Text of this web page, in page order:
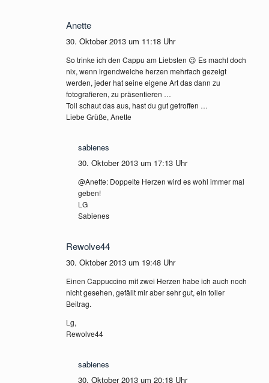
Anette
30. Oktober 2013 um 11:18 Uhr
So trinke ich den Cappu am Liebsten 😉 Es macht doch
nix, wenn irgendwelche herzen mehrfach gezeigt
werden, jeder hat seine eigene Art das dann zu
fotografieren, zu präsentieren …
Toll schaut das aus, hast du gut getroffen …
Liebe Grüße, Anette
sabienes
30. Oktober 2013 um 17:13 Uhr
@Anette: Doppelte Herzen wird es wohl immer mal
geben!
LG
Sabienes
Rewolve44
30. Oktober 2013 um 19:48 Uhr
Einen Cappuccino mit zwei Herzen habe ich auch noch
nicht gesehen, gefällt mir aber sehr gut, ein toller
Beitrag.
Lg,
Rewolve44
sabienes
30. Oktober 2013 um 20:18 Uhr